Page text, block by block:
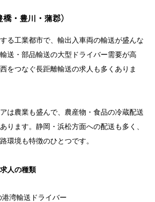
・豊川・蒲郡）
る工業都市で、輸出入車両の輸送が盛んな
送・部品輸送の大型ドライバー需要が高
をつなぐ長距離輸送の求人も多くありま
は農業も盛んで、農産物・食品の冷蔵配送
ります。静岡・浜松方面への配送も多く、
環境も特徴のひとつです。
人の種類
湾輸送ドライバー